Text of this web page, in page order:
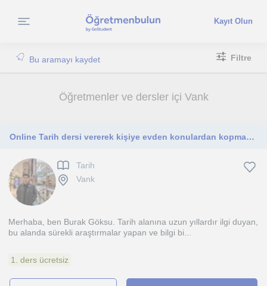
Kayıt Olun
Bu aramayı kaydet Filtre
Öğretmenler ve dersler içi Vank
Online Tarih dersi vererek kişiye evden konulardan kopmayacak şekilde tarihi eğlenceli ve merakla aydınlatarak katkı sağlıyorum
Tarih
Vank
Merhaba, ben Burak Göksu. Tarih alanına uzun yıllardır ilgi duyan,
bu alanda sürekli araştırmalar yapan ve bilgi bi...
1. ders ücretsiz